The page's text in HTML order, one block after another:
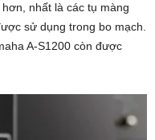
nhất là các tụ màng
sử dụng trong bo mạch.
A-S1200 còn được